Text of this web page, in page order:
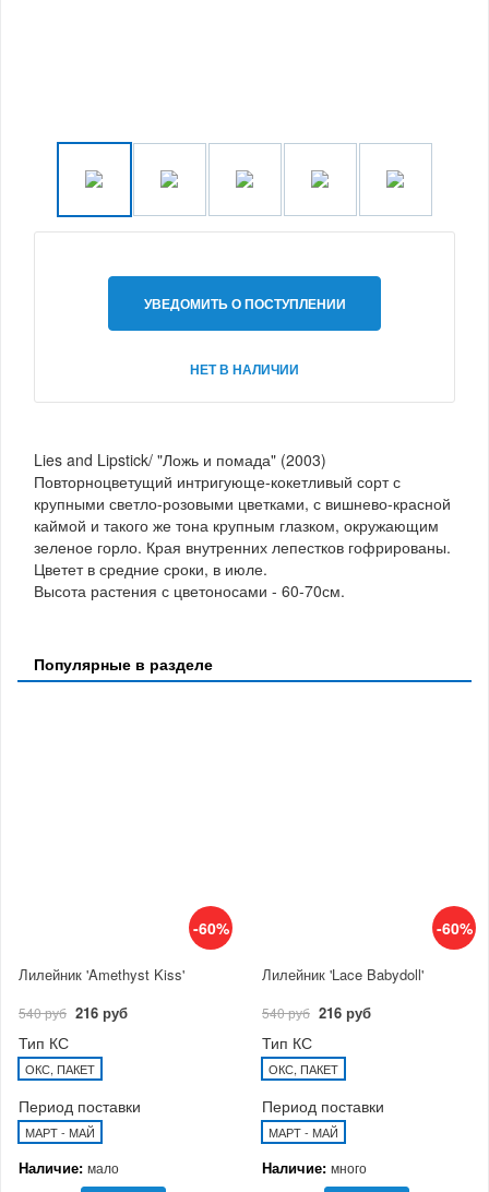
УВЕДОМИТЬ О ПОСТУПЛЕНИИ
НЕТ В НАЛИЧИИ
Lies and Lipstick/ "Ложь и помада" (2003)
Повторноцветущий интригующе-кокетливый сорт с
крупными светло-розовыми цветками, с вишнево-красной
каймой и такого же тона крупным глазком, окружающим
зеленое горло. Края внутренних лепестков гофрированы.
Цветет в средние сроки, в июле.
Высота растения с цветоносами - 60-70см.
Популярные в разделе
-60%
Лилейник 'Amethyst Kiss'
540 руб 216 руб
Тип КС
ОКС, ПАКЕТ
Период поставки
МАРТ - МАЙ
Наличие: мало
-60%
Лилейник 'Lace Babydoll'
540 руб 216 руб
Тип КС
ОКС, ПАКЕТ
Период поставки
МАРТ - МАЙ
Наличие: много